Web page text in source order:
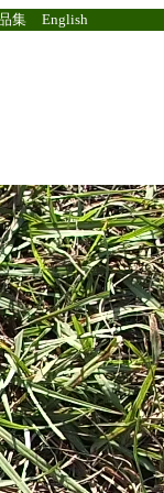
集 English